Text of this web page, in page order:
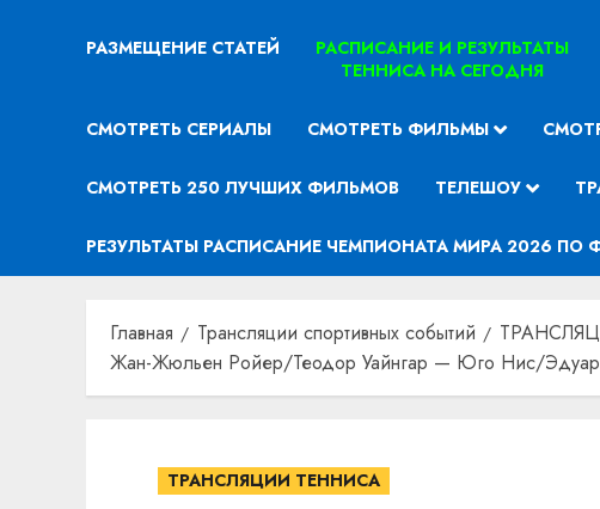
РАЗМЕЩЕНИЕ СТАТЕЙ
РАСПИСАНИЕ И РЕЗУЛЬТАТЫ
ТЕННИСА НА СЕГОДНЯ
СМОТРЕТЬ СЕРИАЛЫ СМОТРЕТЬ ФИЛЬМЫ
СМОТРЕТЬ 250 ЛУЧШИХ ФИЛЬМОВ ТЕЛЕШОУ
РЕЗУЛЬТАТЫ РАСПИСАНИЕ ЧЕМПИОНАТА МИРА 2026 ПО
Главная Трансляции спортивных событий
Жан-Жюльен Ройер/Теодор Уайнгар — Юго Нис/Эдуар
ТРАНСЛЯЦИИ ТЕННИСА